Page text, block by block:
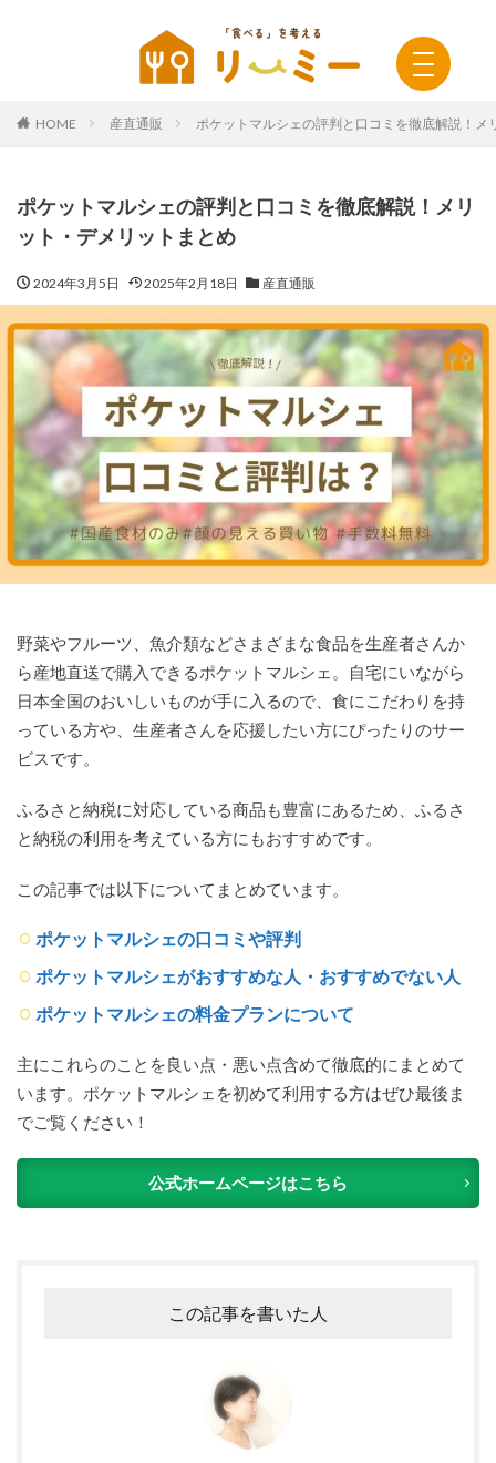
HOME 産直通販 ポケットマルシェの評判と口コミを徹底解説！メ
ポケットマルシェの評判と口コミを徹底解説！メリ
ット・デメリットまとめ
2024年3月5日 2025年2月18日 産直通販
野菜やフルーツ、魚介類などさまざまな食品を生産者さんか
ら産地直送で購入できるポケットマルシェ。自宅にいながら
日本全国のおいしいものが手に入るので、食にこだわりを持
っている方や、生産者さんを応援したい方にぴったりのサー
ビスです。
ふるさと納税に対応している商品も豊富にあるため、ふるさ
と納税の利用を考えている方にもおすすめです。
この記事では以下についてまとめています。
ポケットマルシェの口コミや評判
ポケットマルシェがおすすめな人・おすすめでない人
ポケットマルシェの料金プランについて
主にこれらのことを良い点・悪い点含めて徹底的にまとめて
います。ポケットマルシェを初めて利用する方はぜひ最後ま
でご覧ください！
公式ホームページはこちら
この記事を書いた人